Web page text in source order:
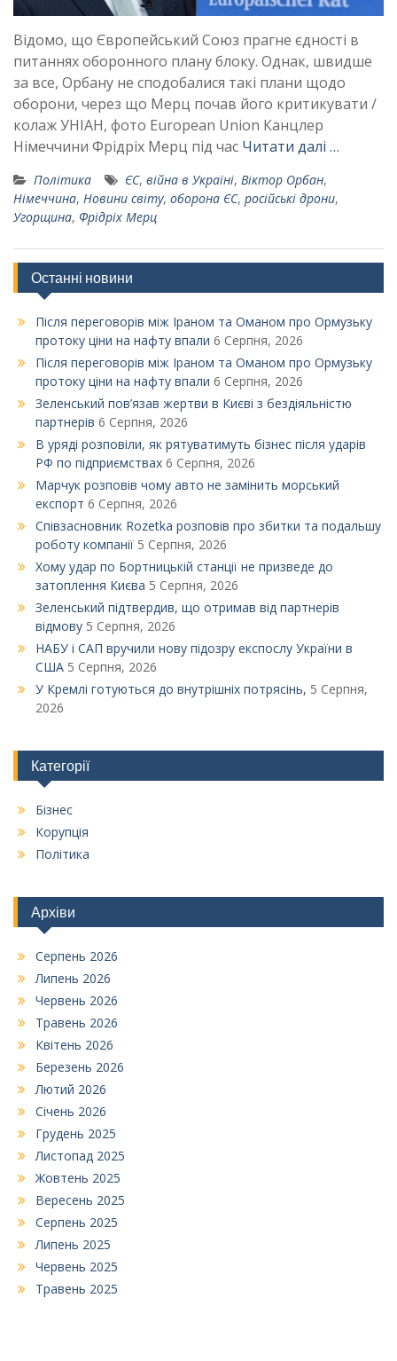
Відомо, що Європейський Союз прагне єдності в
питаннях оборонного плану блоку. Однак, швидше
за все, Орбану не сподобалися такі плани щодо
оборони, через що Мерц почав його критикувати /
колаж УНІАН, фото European Union Канцлер
Німеччини Фрідріх Мерц під час Читати далі …
Політика ЄС, війна в Україні, Віктор Орбан,
Німеччина, Новини світу, оборона ЄС, російські дрони,
Угорщина, Фрідріх Мерц
Останні новини
Після переговорів між Іраном та Оманом про Ормузьку
протоку ціни на нафту впали 6 Серпня, 2026
Після переговорів між Іраном та Оманом про Ормузьку
протоку ціни на нафту впали 6 Серпня, 2026
Зеленський пов’язав жертви в Києві з бездіяльністю
партнерів 6 Серпня, 2026
В уряді розповіли, як рятуватимуть бізнес після ударів
РФ по підприємствах 6 Серпня, 2026
Марчук розповів чому авто не замінить морський
експорт 6 Серпня, 2026
Співзасновник Rozetka розповів про збитки та подальшу
роботу компанії 5 Серпня, 2026
Xому удар по Бортницькій станції не призведе до
затоплення Києва 5 Серпня, 2026
Зеленський підтвердив, що отримав від партнерів
відмову 5 Серпня, 2026
НАБУ і САП вручили нову підозру експослу України в
США 5 Серпня, 2026
У Кремлі готуються до внутрішніх потрясінь, 5 Серпня,
2026
Категорії
Бізнес
Корупція
Політика
Архіви
Серпень 2026
Липень 2026
Червень 2026
Травень 2026
Квітень 2026
Березень 2026
Лютий 2026
Січень 2026
Грудень 2025
Листопад 2025
Жовтень 2025
Вересень 2025
Серпень 2025
Липень 2025
Червень 2025
Травень 2025